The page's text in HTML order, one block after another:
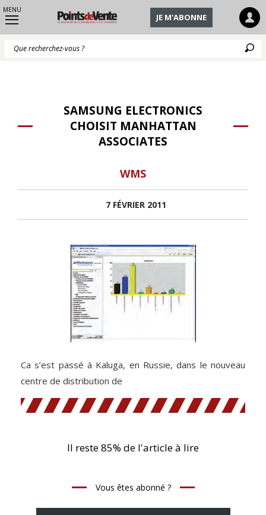
MENU
JE M'ABONNE
SAMSUNG ELECTRONICS
CHOISIT MANHATTAN
ASSOCIATES
WMS
7 FÉVRIER 2011
Ca s’est passé à Kaluga, en Russie, dans le nouveau
centre de distribution de
Il reste 85% de l'article à lire
Vous êtes abonné ?